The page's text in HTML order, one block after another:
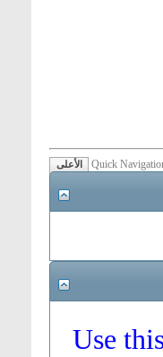
Quick الأعلى
Use